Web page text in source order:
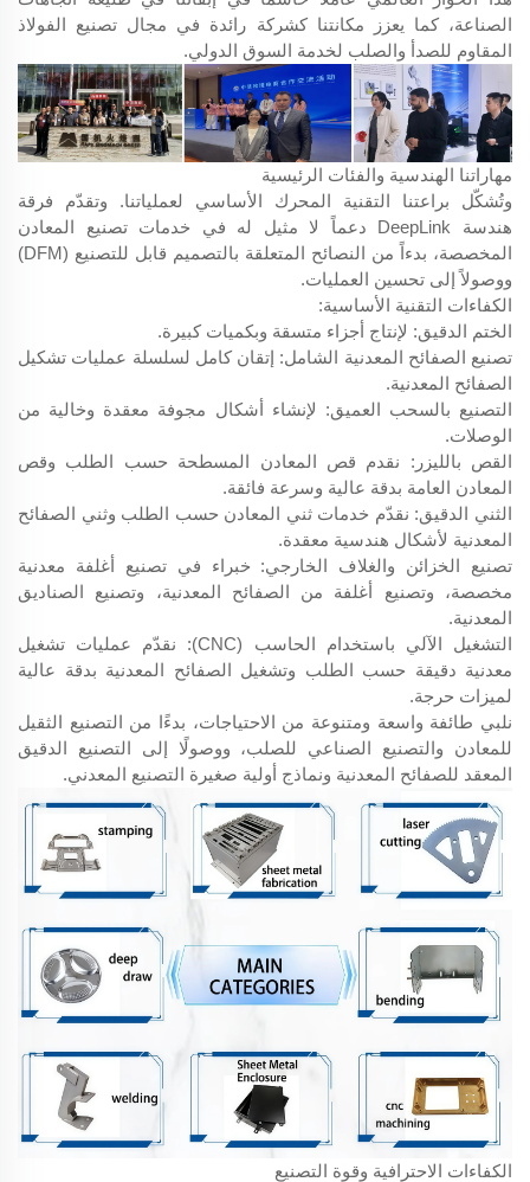
الصناعة، كما يعزز مكانتنا كشركة رائدة في مجال تصنيع الفولاذ
المقاوم للصدأ والصلب لخدمة السوق الدولي.
مهاراتنا الهندسية والفئات الرئيسية
وتُشكّل براعتنا التقنية المحرك الأساسي لعملياتنا. وتقدّم فرقة
هندسة DeepLink دعماً لا مثيل له في خدمات تصنيع المعادن
المخصصة، بدءاً من النصائح المتعلقة بالتصميم قابل للتصنيع (DFM)
ووصولاً إلى تحسين العمليات.
الكفاءات التقنية الأساسية:
الختم الدقيق: لإنتاج أجزاء متسقة وبكميات كبيرة.
تصنيع الصفائح المعدنية الشامل: إتقان كامل لسلسلة عمليات تشكيل
الصفائح المعدنية.
التصنيع بالسحب العميق: لإنشاء أشكال مجوفة معقدة وخالية من
الوصلات.
القص بالليزر: نقدم قص المعادن المسطحة حسب الطلب وقص
المعادن العامة بدقة عالية وسرعة فائقة.
الثني الدقيق: نقدّم خدمات ثني المعادن حسب الطلب وثني الصفائح
المعدنية لأشكال هندسية معقدة.
تصنيع الخزائن والغلاف الخارجي: خبراء في تصنيع أغلفة معدنية
مخصصة، وتصنيع أغلفة من الصفائح المعدنية، وتصنيع الصناديق
المعدنية.
التشغيل الآلي باستخدام الحاسب (CNC): نقدّم عمليات تشغيل
معدنية دقيقة حسب الطلب وتشغيل الصفائح المعدنية بدقة عالية
لميزات حرجة.
نلبي طائفة واسعة ومتنوعة من الاحتياجات، بدءًا من التصنيع الثقيل
للمعادن والتصنيع الصناعي للصلب، ووصولًا إلى التصنيع الدقيق
المعقد للصفائح المعدنية ونماذج أولية صغيرة التصنيع المعدني.
الكفاءات الاحترافية وقوة التصنيع